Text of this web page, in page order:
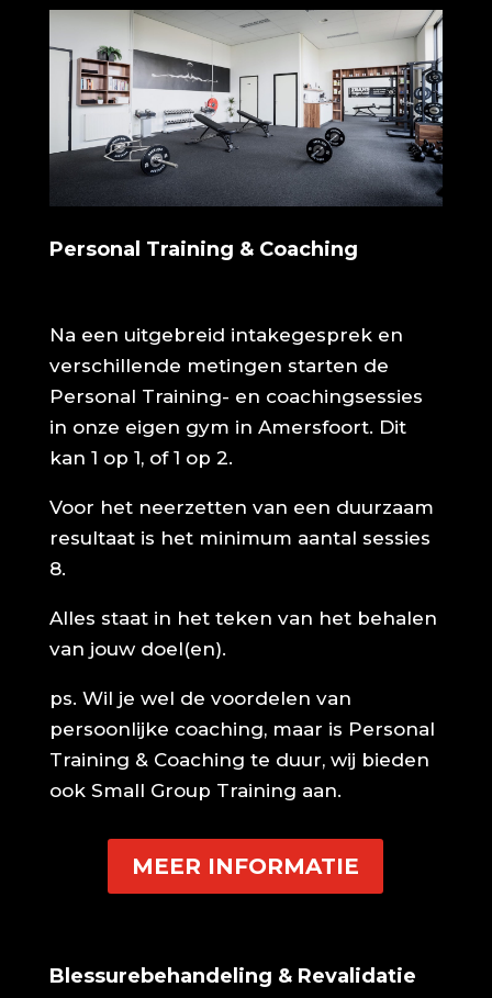
Personal Training & Coaching
Na een uitgebreid intakegesprek en
verschillende metingen starten de
Personal Training- en coachingsessies
in onze eigen gym in Amersfoort. Dit
kan 1 op 1, of 1 op 2.
Voor het neerzetten van een duurzaam
resultaat is het minimum aantal sessies
8.
Alles staat in het teken van het behalen
van jouw doel(en).
ps. Wil je wel de voordelen van
persoonlijke coaching, maar is Personal
Training & Coaching te duur, wij bieden
ook Small Group Training aan.
MEER INFORMATIE
Blessurebehandeling & Revalidatie